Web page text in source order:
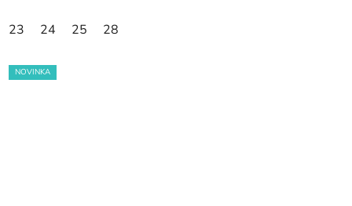
23 24 25 28
NOVINKA